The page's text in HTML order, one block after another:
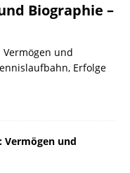
Biographie –
und
Erfolge
Vermögen und